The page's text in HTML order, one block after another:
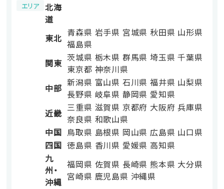
エリア
北海
道
東北 青森県 岩手県 宮城県 秋田県 山形県
福島県
関東 茨城県 栃木県 群馬県 埼玉県 千葉県
東京都 神奈川県
中部 新潟県 富山県 石川県 福井県 山梨県
長野県 岐阜県 静岡県 愛知県
近畿 三重県 滋賀県 京都府 大阪府 兵庫県
奈良県 和歌山県
中国 鳥取県 島根県 岡山県 広島県 山口県
四国 徳島県 香川県 愛媛県 高知県
九
州・
沖縄
福岡県 佐賀県 長崎県 熊本県 大分県
宮崎県 鹿児島県 沖縄県